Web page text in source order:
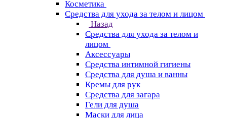
Косметика
Средства для ухода за телом и лицом
Назад
Средства для ухода за телом и
лицом
Аксессуары
Средства интимной гигиены
Средства для душа и ванны
Кремы для рук
Средства для загара
Гели для душа
Маски для лица